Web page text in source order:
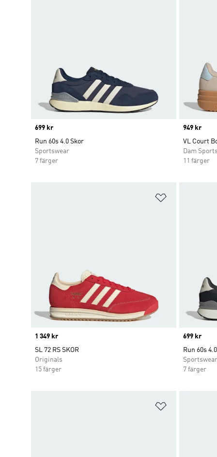
Price
699 kr
Run 60s 4.0 Skor
Sportswear
7 färger
Price
949 kr
VL Court
Dam
11 färger
Price
1 349 kr
SL 72 RS SKOR
Originals
15 färger
Price
699 kr
Run 60s
Sportswear
7 färger